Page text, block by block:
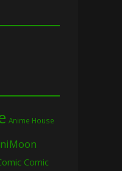
Anime House
Comic